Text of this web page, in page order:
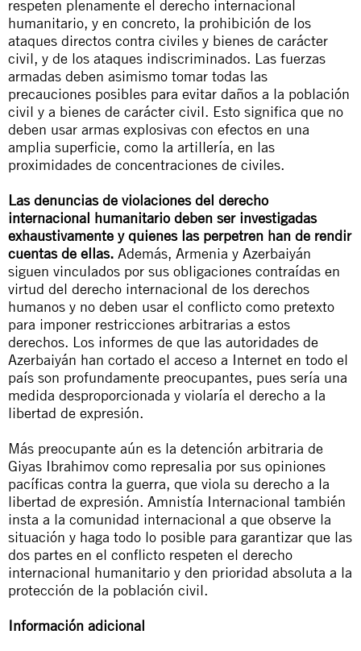
respeten plenamente el derecho internacional
humanitario, y en concreto, la prohibición de los
ataques directos contra civiles y bienes de carácter
civil, y de los ataques indiscriminados. Las fuerzas
armadas deben asimismo tomar todas las
precauciones posibles para evitar daños a la población
civil y a bienes de carácter civil. Esto significa que no
deben usar armas explosivas con efectos en una
amplia superficie, como la artillería, en las
proximidades de concentraciones de civiles.
Las denuncias de violaciones del derecho
internacional humanitario deben ser investigadas
exhaustivamente y quienes las perpetren han de rendir
cuentas de ellas. Además, Armenia y Azerbaiyán
siguen vinculados por sus obligaciones contraídas en
virtud del derecho internacional de los derechos
humanos y no deben usar el conflicto como pretexto
para imponer restricciones arbitrarias a estos
derechos. Los informes de que las autoridades de
Azerbaiyán han cortado el acceso a Internet en todo el
país son profundamente preocupantes, pues sería una
medida desproporcionada y violaría el derecho a la
libertad de expresión.
Más preocupante aún es la detención arbitraria de
Giyas Ibrahimov como represalia por sus opiniones
pacíficas contra la guerra, que viola su derecho a la
libertad de expresión. Amnistía Internacional también
insta a la comunidad internacional a que observe la
situación y haga todo lo posible para garantizar que las
dos partes en el conflicto respeten el derecho
internacional humanitario y den prioridad absoluta a la
protección de la población civil.
Información adicional